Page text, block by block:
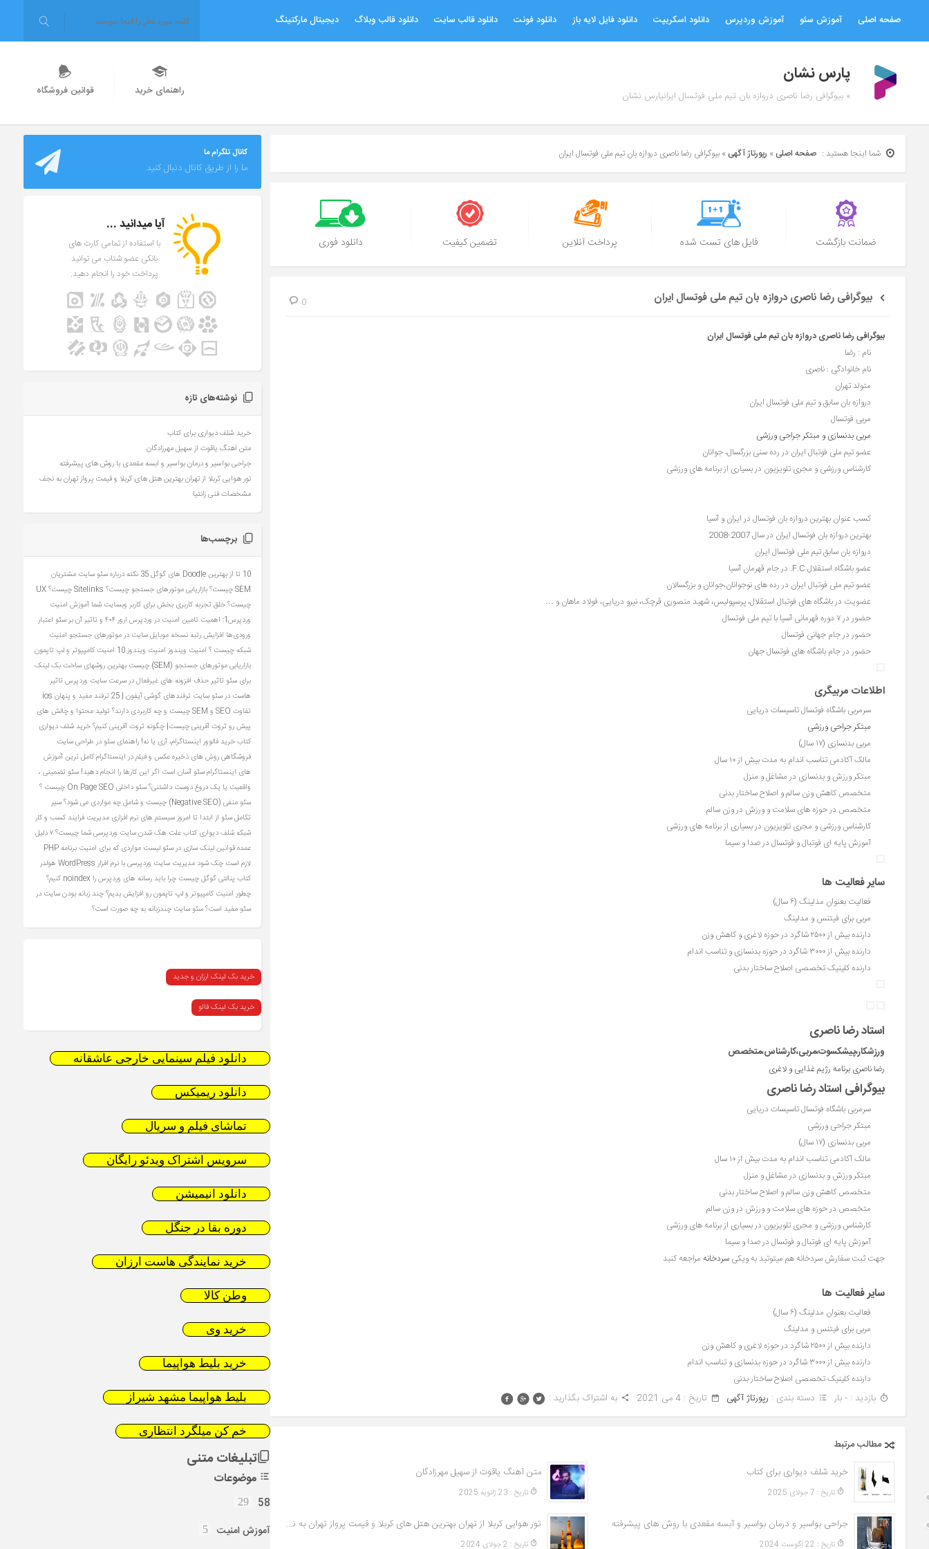
صفحه اصلی آموزش سئو آموزش وردپرس دانلود اسکریپت دانلود فایل لایه باز دانلود فونت دانلود قالب سایت دانلود قالب وبلاگ دیجیتال مارکتینگ
پارس نشان
» بیوگرافی رضا ناصری دروازه بان تیم ملی فوتسال ایرانپارس نشان راهنمای خرید قوانین فروشگاه
شما اینجا هستید : صفحه اصلی» رپورتاژ آگهی» بیوگرافی رضا ناصری دروازه بان تیم ملی فوتسال ایران
ضمانت بازگشت فایل های تست شده پرداخت آنلاین تضمین کیفیت دانلود فوری
بیوگرافی رضا ناصری دروازه بان تیم ملی فوتسال ایران 0
بیوگرافی رضا ناصری دروازه بان تیم ملی فوتسال ایران
نام : رضا
نام خانوادگی : ناصری
متولد تهران
دروازه بان سابق و تیم ملی فوتسال ایران
مربی فوتسال
مربی بدنسازی و مبتکر جراحی ورزشی
عضو تیم ملی فوتبال ایران در رده سنی بزرگسال، جوانان
کارشناس ورزشی و مجری تلویزیون در بسیاری از برنامه های ورزشی
کسب عنوان بهترین دروازه بان فوتسال در ایران و آسیا
بهترین دروازه بان فوتسال ایران در سال 2007-2008
دروازه بان سابق تیم ملی فوتسال ایران
عضو باشگاه استقلال F.C. در جام قهرمان آسیا
عضو تیم ملی فوتبال ایران در رده های نوجوانان،جوانان و بزرگسالان
عضویت در باشگاه های فوتبال استقلال، پرسپولیس، شهید منصوری قرچک، نیرو دریایی، فولاد ماهان و …
حضور در ۷ دوره قهرمانی آسیا با تیم ملی فوتسال
حضور در جام جهانی فوتسال
حضور در جام باشگاه های فوتسال جهان
اطلاعات مربیگری
سرمربی باشگاه فوتسال تاسیسات دریایی
مبتکر جراحی ورزشی
مربی بدنسازی (۱۷ سال)
مالک آکادمی تناسب اندام به مدت بیش از ۱۰ سال
مبتکر ورزش و بدنسازی در مشاغل و منزل
متخصص کاهش وزن سالم و اصلاح ساختار بدنی
متخصص در حوزه های سلامت و ورزش در وزن سالم
کارشناس ورزشی و مجری تلویزیون در بسیاری از برنامه های ورزشی
آموزش پایه ای فوتبال و فوتسال در صدا و سیما
سایر فعالیت ها
فعالیت بعنوان مدلینگ (۶ سال)
مربی برای فیتنس و مدلینگ
دارنده بیش از ۲۵۰۰ شاگرد در حوزه لاغری و کاهش وزن
دارنده بیش از ۳۰۰۰ شاگرد در حوزه بدنسازی و تناسب اندام
دارنده کلینیک تخصصی اصلاح ساختار بدنی
استاد رضا ناصری
ورزشکار،پیشکسوت،مربی،کارشناس،متخصص
رضا ناصری برنامه رژیم غذایی و لاغری
بیوگرافی استاد رضا ناصری
سرمربی باشگاه فوتسال تاسیسات دریایی
مبتکر جراحی ورزشی
مربی بدنسازی (۱۷ سال)
مالک آکادمی تناسب اندام به مدت بیش از ۱۰ سال
مبتکر ورزش و بدنسازی در مشاغل و منزل
متخصص کاهش وزن سالم و اصلاح ساختار بدنی
متخصص در حوزه های سلامت و ورزش در وزن سالم
کارشناس ورزشی و مجری تلویزیون در بسیاری از برنامه های ورزشی
آموزش پایه ای فوتبال و فوتسال در صدا و سیما
جهت ثبت سفارش سردخانه هم میتوتید به ویکی سردخانه مراجعه کنید
سایر فعالیت ها
فعالیت بعنوان مدلینگ (۶ سال)
مربی برای فیتنس و مدلینگ
دارنده بیش از ۲۵۰۰ شاگرد در حوزه لاغری و کاهش وزن
دارنده بیش از ۳۰۰۰ شاگرد در حوزه بدنسازی و تناسب اندام
دارنده کلینیک تخصصی اصلاح ساختار بدنی
بازدید : - بار دسته بندی : رپورتاژ آگهی تاريخ : 4 می 2021 به اشتراک بگذارید :
مطالب مرتبط
خرید شلف دیواری برای کتاب
تاريخ : 7 جولای 2025
متن آهنگ یاقوت از سهیل مهرزادگان
تاريخ : 23 ژانویه 2025
جراحی بواسیر و درمان بواسیر و آبسه مقعدی با روش های پیشرفته
تاريخ : 22 آگوست 2024
تور هوایی کربلا از تهران بهترین هتل های کربلا و قیمت پرواز تهران به نجف
تاريخ : 2 جولای 2024
کانال تلگرام ما
ما را از طریق کانال دنبال کنید.
آیا میدانید ...
با استفاده از تمامی کارت های
بانکی عضو شتاب می توانید
پرداخت خود را انجام دهید.
نوشته‌های تازه
خرید شلف دیواری برای کتاب
متن آهنگ یاقوت از سهیل مهرزادگان
جراحی بواسیر و درمان بواسیر و آبسه مقعدی با روش های پیشرفته
تور هوایی کربلا از تهران بهترین هتل های کربلا و قیمت پرواز تهران به نجف
مشخصات فنی زانتیا
برچسب‌ها
10 تا از بهترین Doodle های گوگل
35 نکته درباره سئو سایت مشتریان
SEM چیست؟ بازاریابی موتورهای جستجو چیست؟
Sitelinks چیست؟
UX
چیست؟ خلق تجربه کاربری بخش برای کاربر وبسایت شما آموزش امنیت
وردپرس1: اهمیت تامین امنیت در وردپرس
ارور ۴۰۴ و تاثیر آن بر سئو
اعتبار
ورودی‌ها افزایش رتبه نسخه موبایل سایت در موتورهای جستجو امنیت
شبکه چیست ؟ امنیت ویندوز امنیت ویندوز 10
امنیت کامپیوتر و لپ تاپمون
بازاریابی موتورهای جستجو (SEM) چیست
بهترین روشهای ساخت بک لینک
برای سئو تاثیر حذف افزونه های غیرفعال در سرعت سایت وردپرس تاثیر
هاست در سئو سایت ترفندهای گوشی آیفون | 25 ترفند مفید و پنهان ios
تفاوت SEO و SEM چیست و چه کاربردی دارند؟
تولید محتوا و چالش های
پیش روثروت آفرینی چیست| چگونه ثروت آفرینی کنیم؟خرید شلف دیواری
کتابخرید فالوور اینستاگرام، آری یا نه! راهنمای سئو در طراحی سایت
فروشگاهیروش های ذخیره عکس و فیلم در اینستاگرام کامل ترین آموزش
های اینستاگرامسئو آسان است اگر این کارها را انجام دهید! سئو تضمینی ،
واقعیت یا یک دروغ دوست‌ داشتنی؟سئو داخلی On Page SEO چیست ؟
سئو منفی (Negative SEO) چیست و شامل چه مواردی می شود؟
سیر
تکامل سئو از ابتدا تا امروز سیستم های نرم افزاری مدیریت فرایند کسب و کار
شبکهشلف دیواری کتاب
علت هک شدن سایت وردپرسی شما چیست؟ ۷ دلیل
عمدهقوانین لینک سازی در سئو
لیست مواردی که برای امنیت برنامه PHP
لازم است چک شود مدیریت سایت وردپرسی با نرم افزار WordPress
هولدر
کتاب پنالتی گوگل چیست چرا باید رسانه های وردپرس را noindex کنیم؟
چطور امنیت کامپیوتر و لپ تاپمون رو افزایش بدیم؟چند زبانه بودن سایت در
سئو مفید است؟ سئو سایت چندزبانه به چه صورت است؟
خرید بک لینک ارزان و جدید
خرید بک لینک فالو
دانلود فیلم سینمایی خارجی عاشقانه
دانلود ریمیکس
تماشای فیلم و سریال
سرویس اشتراک ویدئو رایگان
دانلود انیمیشن
دوره بقا در جنگل
خرید نمایندگی هاست ارزان
وطن کالا
خرید وی
خرید بلیط هواپیما
بلیط هواپیما مشهد شیراز
خم کن میلگرد انتظاری
تبلیغات متنی
موضوعات
58
29
آموزش امنیت 5